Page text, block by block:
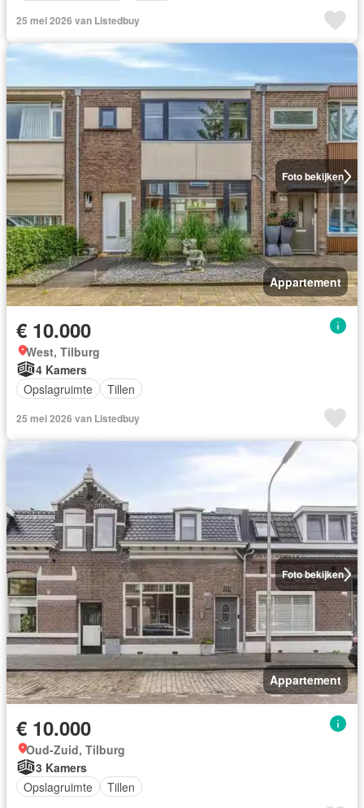
25 mei 2026 van Listedbuy
Foto bekijken
Appartement
€ 10.000
West, Tilburg
4 Kamers
Opslagruimte
Tillen
25 mei 2026 van Listedbuy
Foto bekijken
Appartement
€ 10.000
Oud-Zuid, Tilburg
3 Kamers
Opslagruimte
Tillen